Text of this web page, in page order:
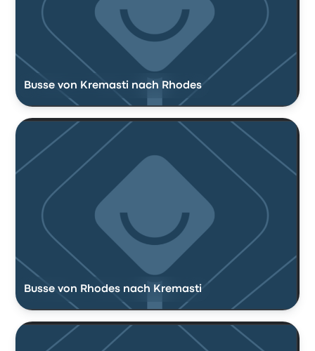
Busse von Kremasti nach Rhodes
Busse von Rhodes nach Kremasti